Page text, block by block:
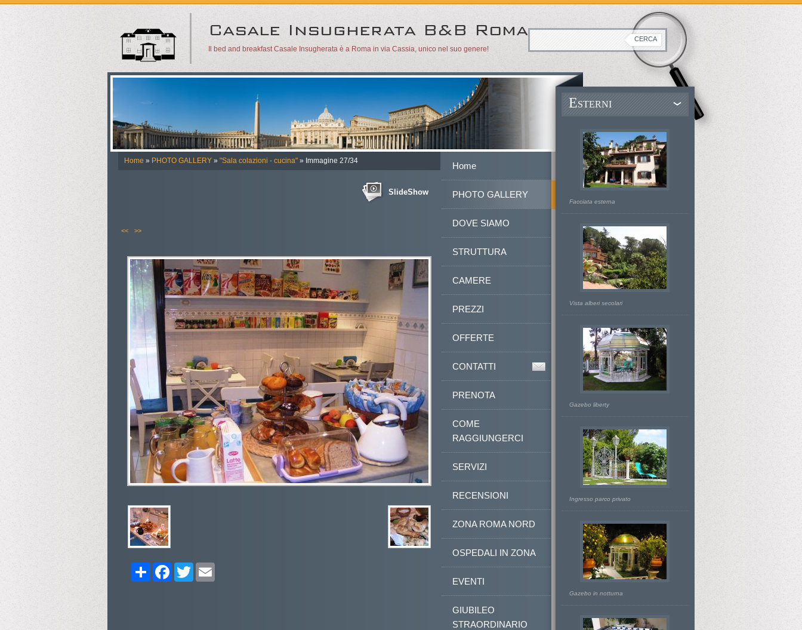
Il bed and breakfast Casale Insugherata è a Roma in via Cassia, unico nel suo genere!
Home » PHOTO GALLERY » "Sala colazioni - cucina" » Immagine 27/34
SlideShow
<< >>
Share FacebookTwitter
Home
PHOTO GALLERY
DOVE SIAMO
STRUTTURA
CAMERE
PREZZI
OFFERTE
CONTATTI
PRENOTA
COME
RAGGIUNGERCI
SERVIZI
RECENSIONI
ZONA ROMA NORD
OSPEDALI IN ZONA
EVENTI
GIUBILEO
STRAORDINARIO
ESTERNI
Facciata esterna
Vista alberi secolari
Gazebo liberty
Ingresso parco privato
Gazebo in notturna